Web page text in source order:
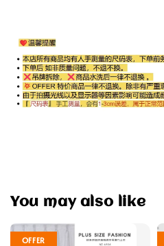
You may also like
OFFER